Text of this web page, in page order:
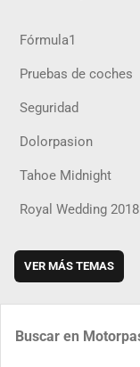
Fórmula1
Pruebas de coches
Seguridad
Dolorpasion
Tahoe Midnight
Royal Wedding 2018
VER MÁS TEMAS